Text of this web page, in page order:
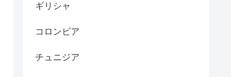
ギリシャ
コロンビア
チュニジア